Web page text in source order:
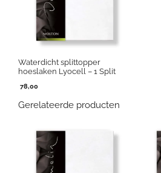
Waterdicht splittopper
hoeslaken Lyocell – 1 Split
78,00
Gerelateerde producten